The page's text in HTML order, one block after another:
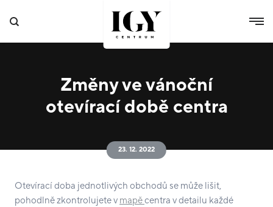
Změny ve vánoční
otevírací době centra
23. 12. 2022
Otevírací doba jednotlivých obchodů se může lišit,
pohodlně zkontrolujete v mapěcentra v detailu každé